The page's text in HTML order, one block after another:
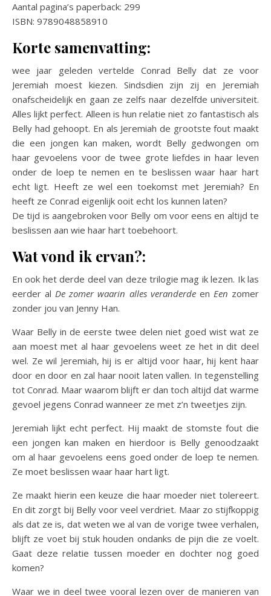
Aantal pagina’s paperback: 299
ISBN: 9789048858910
Korte samenvatting:
wee jaar geleden vertelde Conrad Belly dat ze voor
Jeremiah moest kiezen. Sindsdien zijn zij en Jeremiah
onafscheidelijk en gaan ze zelfs naar dezelfde universiteit.
Alles lijkt perfect. Alleen is hun relatie niet zo fantastisch als
Belly had gehoopt. En als Jeremiah de grootste fout maakt
die een jongen kan maken, wordt Belly gedwongen om
haar gevoelens voor de twee grote liefdes in haar leven
onder de loep te nemen en te beslissen waar haar hart
echt ligt. Heeft ze wel een toekomst met Jeremiah? En
heeft ze Conrad eigenlijk ooit echt los kunnen laten?
De tijd is aangebroken voor Belly om voor eens en altijd te
beslissen aan wie haar hart toebehoort.
Wat vond ik ervan?:
En ook het derde deel van deze trilogie mag ik lezen. Ik las
eerder al De zomer waarin alles veranderdeen Een zomer
zonder jou van Jenny Han.
Waar Belly in de eerste twee delen niet goed wist wat ze
aan moest met al haar gevoelens weet ze het in dit deel
wel. Ze wil Jeremiah, hij is er altijd voor haar, hij kent haar
door en door en zal haar nooit laten vallen. In tegenstelling
tot Conrad. Maar waarom blijft er dan toch altijd dat warme
gevoel jegens Conrad wanneer ze met z’n tweetjes zijn.
Jeremiah lijkt echt perfect. Hij maakt de stomste fout die
een jongen kan maken en hierdoor is Belly genoodzaakt
om al haar gevoelens eens goed onder de loep te nemen.
Ze moet beslissen waar haar hart ligt.
Ze maakt hierin een keuze die haar moeder niet tolereert.
En dit zorgt bij Belly voor veel verdriet. Maar zo stijfkoppig
als dat ze is, dat weten we al van de vorige twee verhalen,
blijft ze voet bij stuk houden ondanks de pijn die ze voelt.
Gaat deze relatie tussen moeder en dochter nog goed
komen?
Waar we in deel twee vooral lezen over de manieren van